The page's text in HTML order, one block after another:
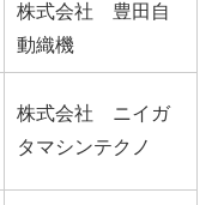
株式会社 豊田自
動織機
株式会社 ニイガ
タマシンテクノ